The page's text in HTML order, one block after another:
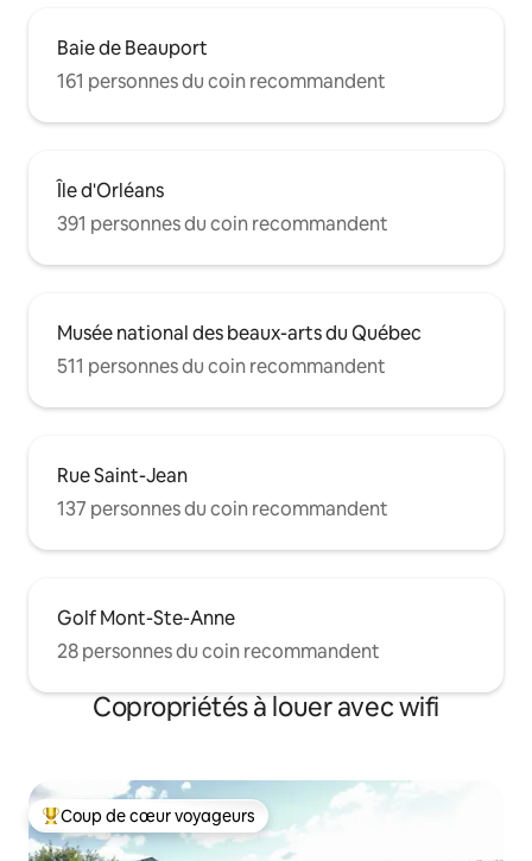
Baie de Beauport
161 personnes du coin recommandent
Île d'Orléans
391 personnes du coin recommandent
Musée national des beaux-arts du Québec
511 personnes du coin recommandent
Rue Saint-Jean
137 personnes du coin recommandent
Golf Mont-Ste-Anne
28 personnes du coin recommandent
Copropriétés à louer avec wifi
Coup de cœur voyageurs parmi les plus aimés
Coup de cœur voyageurs